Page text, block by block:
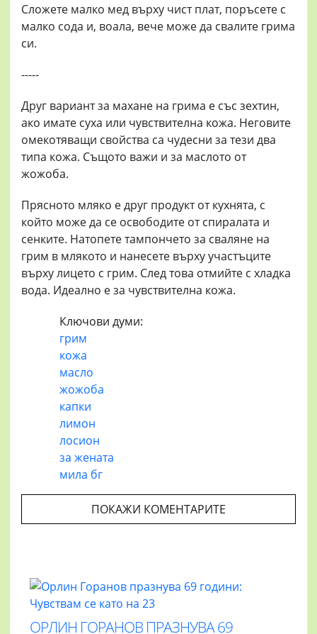
Сложете малко мед върху чист плат, поръсете с
малко сода и, воала, вече може да свалите грима
си.
-----
Друг вариант за махане на грима е със зехтин,
ако имате суха или чувствителна кожа. Неговите
омекотяващи свойства са чудесни за тези два
типа кожа. Същото важи и за маслото от
жожоба.
Прясното мляко е друг продукт от кухнята, с
който може да се освободите от спиралата и
сенките. Натопете тампончето за сваляне на
грим в млякото и нанесете върху участъците
върху лицето с грим. След това отмийте с хладка
вода. Идеално е за чувствителна кожа.
Ключови думи:
грим
кожа
масло
жожоба
капки
лимон
лосион
за жената
мила бг
ПОКАЖИ КОМЕНТАРИТЕ
ОРЛИН ГОРАНОВ ПРАЗНУВА 69